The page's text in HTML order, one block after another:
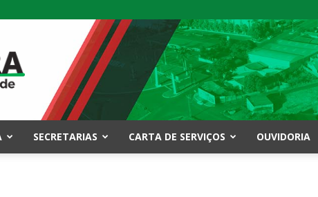
SECRETARIAS CARTA DE SERVIÇOS OUVIDORIA